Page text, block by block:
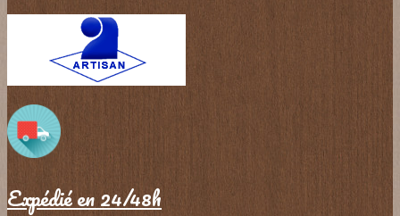
Expédié en 24/48h